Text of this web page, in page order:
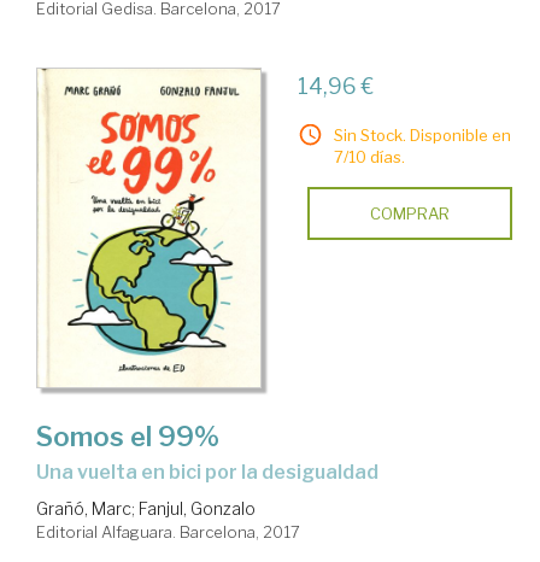
Editorial Gedisa. Barcelona, 2017
14,96 €
Sin Stock. Disponible en
7/10 días.
COMPRAR
Somos el 99%
una vuelta en bici por la desigualdad
Grañó, Marc; Fanjul, Gonzalo
Editorial Alfaguara. Barcelona, 2017